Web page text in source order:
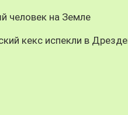
человек на Земле
кекс испекли в